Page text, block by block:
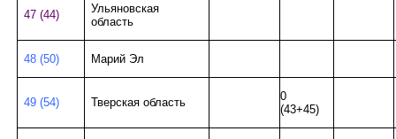
47 (44)
Ульяновская
область
48 (50) Марий Эл
49 (54) Тверская область
0
(43+45)